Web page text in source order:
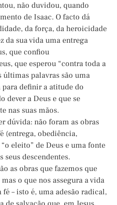
não duvidou, quando
de Isaac. O facto dá
da força, da heroicidade
da sua vida uma entrega
que confiou
que esperou “contra toda a
últimas palavras são uma
definir a atitude do
dever a Deus e que se
nas suas mãos.
dúvida: não foram as obras
(entrega, obediência,
eleito” de Deus e uma fonte
seus descendentes.
as obras que fazemos que
o que nos assegura a vida
– isto é, uma adesão radical,